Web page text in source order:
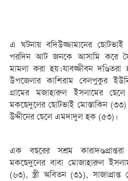
এ ঘটনায় বদিউজ্জামানের
পরদিন আট জনকে আসামি করে
মামলা করা হয়।যাবজ্জীবন
উপজেলার কাশিরাম বেলপুকুর
গ্রামের মজাহারুল ইসলামের
মকছেদুলের ছোটভাই মোস্তাকিন
উদ্দীনের ছেলে এমদাদুল হক (৫৩)।
এক বছরের সশ্রম
মকছেদুলের বাবা মোজাহারুল
(৬৩), স্ত্রী অবিতন (৩১), সাজাপ্রাপ্ত